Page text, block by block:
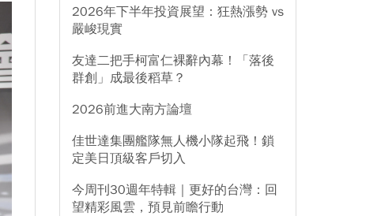
2026年下半年投資展望：狂熱漲勢 vs
嚴峻現實
友達二把手柯富仁裸辭內幕！「落後
群創」成最後稻草？
2026前進大南方論壇
佳世達集團艦隊無人機小隊起飛！鎖
定美日頂級客戶切入
今周刊30週年特輯｜更好的台灣：回
望精彩風雲，預見前瞻行動